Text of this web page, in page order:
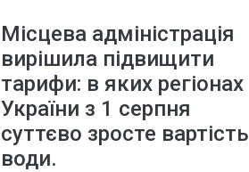
Місцева адміністрація
вирішила підвищити
тарифи: в яких регіонах
України з 1 серпня
суттєво зросте вартість
води.